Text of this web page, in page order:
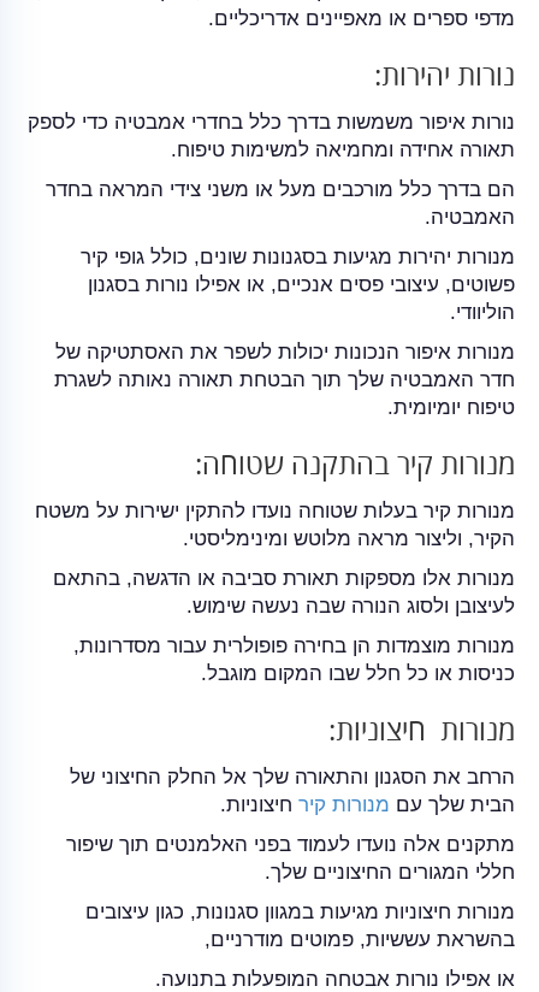
מדפי ספרים או מאפיינים אדריכליים.
נורות יהירות:
נורות איפור משמשות בדרך כלל בחדרי אמבטיה כדי לספק
תאורה אחידה ומחמיאה למשימות טיפוח.
הם בדרך כלל מורכבים מעל או משני צידי המראה בחדר
האמבטיה.
מנורות יהירות מגיעות בסגנונות שונים, כולל גופי קיר
פשוטים, עיצובי פסים אנכיים, או אפילו נורות בסגנון
הוליוודי.
מנורות איפור הנכונות יכולות לשפר את האסתטיקה של
חדר האמבטיה שלך תוך הבטחת תאורה נאותה לשגרת
טיפוח יומיומית.
מנורות קיר בהתקנה שטוחה:
מנורות קיר בעלות שטוחה נועדו להתקין ישירות על משטח
הקיר, וליצור מראה מלוטש ומינימליסטי.
מנורות אלו מספקות תאורת סביבה או הדגשה, בהתאם
לעיצובן ולסוג הנורה שבה נעשה שימוש.
מנורות מוצמדות הן בחירה פופולרית עבור מסדרונות,
כניסות או כל חלל שבו המקום מוגבל.
מנורות חיצוניות:
הרחב את הסגנון והתאורה שלך אל החלק החיצוני של
הבית שלך עם מנורות קיר חיצוניות.
מתקנים אלה נועדו לעמוד בפני האלמנטים תוך שיפור
חללי המגורים החיצוניים שלך.
מנורות חיצוניות מגיעות במגוון סגנונות, כגון עיצובים
בהשראת עששיות, פמוטים מודרניים,
או אפילו נורות אבטחה המופעלות בתנועה.